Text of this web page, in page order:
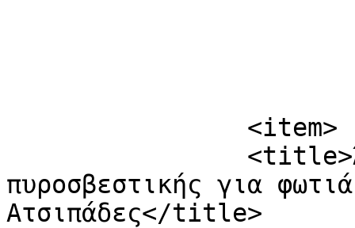
πυροσβεστικής για
Ατσιπάδες</title>